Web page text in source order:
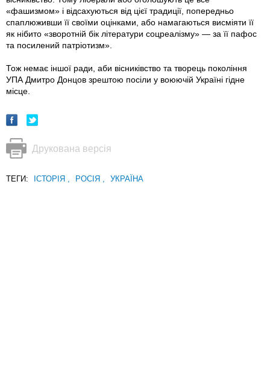
«фашизмом» і відсахуються від цієї традиції, попередньо
спаплюживши її своїми оцінками, або намагаються висміяти її
як нібито «зворотній бік літератури соцреалізму» — за її пафос
та посилений патріотизм».
Тож немає іншої ради, аби вісниківство та творець покоління
УПА Дмитро Донцов зрештою посіли у воюючій Україні гідне
місце.
Друкована версія
ТЕГИ: ІСТОРІЯ РОСІЯ УКРАЇНА